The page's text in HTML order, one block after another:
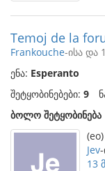
Temoj de la
Frankouche-ისა და
ენა: Esperanto
შეტყობინებები: 9
ბოლო შეტყობინება
(eo)
Jev
13